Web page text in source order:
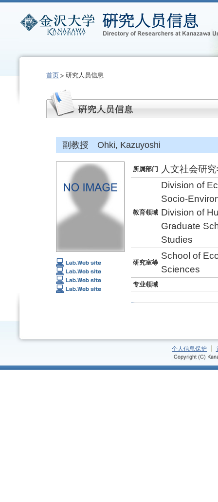
首页 研究人员信息
副教授 Ohki, Kazuyoshi
所属部门 人文社会研
教育领域
Division of
Socio-
Division of
Graduate
Studies
研究室等
School of
Sciences
专业领域
个人信息保护